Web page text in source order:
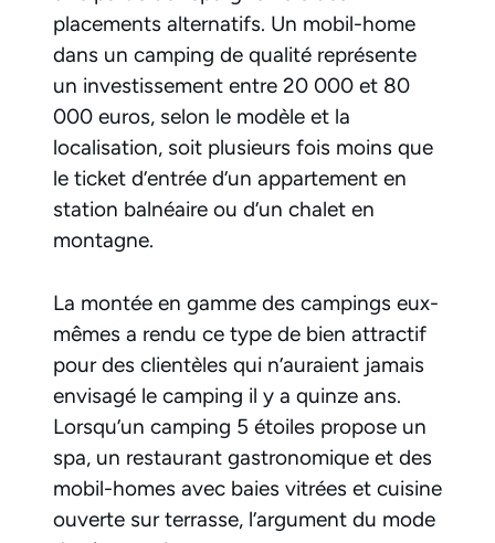
placements alternatifs. Un mobil-home
dans un camping de qualité représente
un investissement entre 20 000 et 80
000 euros, selon le modèle et la
localisation, soit plusieurs fois moins que
le ticket d’entrée d’un appartement en
station balnéaire ou d’un chalet en
montagne.
La montée en gamme des campings eux-
mêmes a rendu ce type de bien attractif
pour des clientèles qui n’auraient jamais
envisagé le camping il y a quinze ans.
Lorsqu’un camping 5 étoiles propose un
spa, un restaurant gastronomique et des
mobil-homes avec baies vitrées et cuisine
ouverte sur terrasse, l’argument du mode